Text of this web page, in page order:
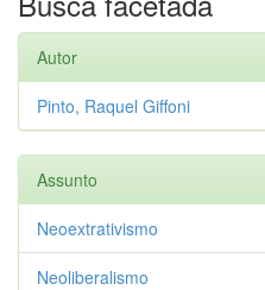
Autor
Pinto, Raquel Giffoni
Assunto
Neoextrativismo
Neoliberalismo